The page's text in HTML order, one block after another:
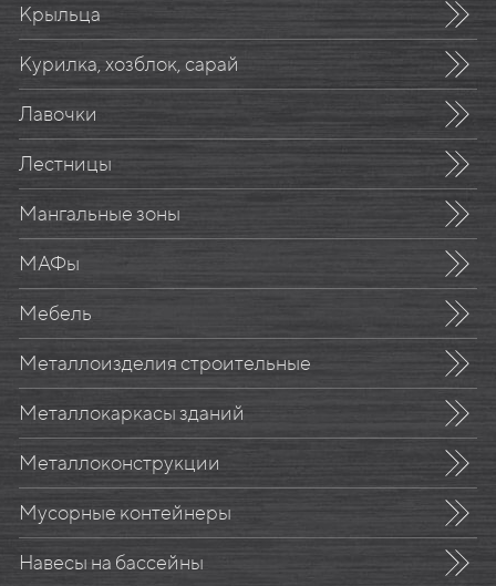
Крыльца
Курилка, хозблок, сарай
Лавочки
Лестницы
Мангальные зоны
МАФы
Мебель
Металлоизделия строительные
Металлокаркасы зданий
Металлоконструкции
Мусорные контейнеры
Навесы на бассейны